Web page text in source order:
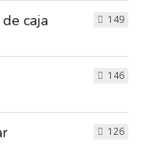
caja
149
146
126